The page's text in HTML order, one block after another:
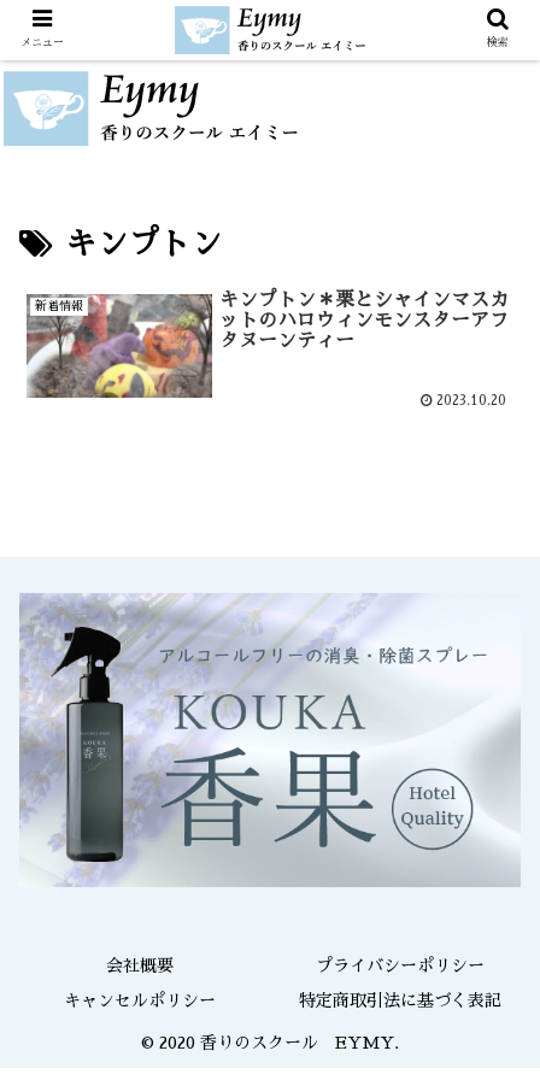
キンプトン
新着情報
キンプトン＊栗とシャインマスカ
ットのハロウィンモンスターアフ
タヌーンティー
2023.10.20
会社概要 プライバシーポリシー
キャンセルポリシー 特定商取引法に基づく表記
© 2020 香りのスクール EYMY.
メニュー 検索